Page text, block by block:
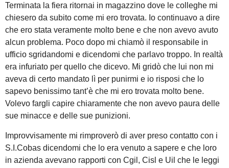
Terminata la fiera ritornai in magazzino dove le colleghe mi
chiesero da subito come mi ero trovata. Io continuavo a dire
che ero stata veramente molto bene e che non avevo avuto
alcun problema. Poco dopo mi chiamò il responsabile in
ufficio sgridandomi e dicendomi che parlavo troppo. In realtà
era infuriato per quello che dicevo. Mi gridò che lui non mi
aveva di certo mandato lì per punirmi e io risposi che lo
sapevo benissimo tant’è che mi ero trovata molto bene.
Volevo fargli capire chiaramente che non avevo paura delle
sue minacce e delle sue punizioni.
Improvvisamente mi rimproverò di aver preso contatto con i
S.I.Cobas dicendomi che lo era venuto a sapere e che loro
in azienda avevano rapporti con Cgil, Cisl e Uil che le leggi